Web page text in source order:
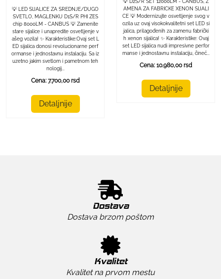
💡 LED SIJALICE ZA SREDNJE/DUGO
SVETLO, MAGLENKU D1S/R PHI ZES
chip 8000LM - CANBUS 💡 Zamenite
stare sijalice i unapredite osvetljenje v
ašeg vozila! ✨ Karakteristike:Ovaj set L
ED sijalica donosi revolucionarne perf
ormanse i jednostavnu instalaciju. Sa iz
uzetno jakim svetlom i pametnom teh
nologij...
Cena: 7.700,00 rsd
Detaljnije
💡 D2S/R SET 12000LM - CANBUS, Z
AMENA ZA FABRICKE XENON SIJALI
CE 💡 Modernizujte osvetljenje svog v
ozila uz ovaj visokokvalitetni set LED si
jalica, prilagođenih za zamenu fabrički
h xenon sijalica! ✨ Karakteristike: Ovaj
set LED sijalica nudi impresivne perfor
manse i jednostavnu instalaciju, čineć...
Cena: 10.980,00 rsd
Detaljnije
Dostava
Dostava brzom poštom
Kvalitet
Kvalitet na prvom mestu